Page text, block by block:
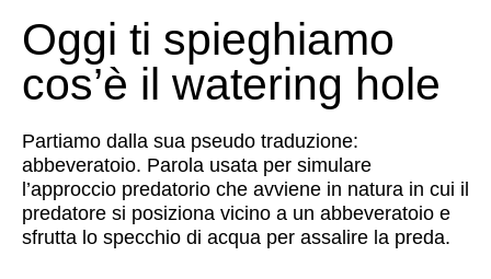
Oggi ti spieghiamo
cos’è il watering hole
Partiamo dalla sua pseudo traduzione:
abbeveratoio. Parola usata per simulare
l’approccio predatorio che avviene in natura in cui il
predatore si posiziona vicino a un abbeveratoio e
sfrutta lo specchio di acqua per assalire la preda.